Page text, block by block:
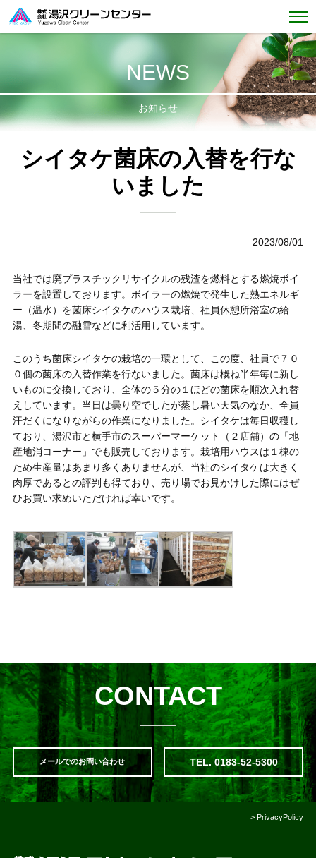
NEWS
お知らせ
シイタケ菌床の入替を行な
いました
2023/08/01
当社では廃プラスチックリサイクルの残渣を燃料とする燃焼ボイ
ラーを設置しております。ボイラーの燃焼で発生した熱エネルギ
ー（温水）を菌床シイタケのハウス栽培、社員休憩所浴室の給
湯、冬期間の融雪などに利活用しています。
このうち菌床シイタケの栽培の一環として、この度、社員で７０
０個の菌床の入替作業を行ないました。菌床は概ね半年毎に新し
いものに交換しており、全体の５分の１ほどの菌床を順次入れ替
えしています。当日は曇り空でしたが蒸し暑い天気のなか、全員
汗だくになりながらの作業になりました。シイタケは毎日収穫し
ており、湯沢市と横手市のスーパーマーケット（２店舗）の「地
産地消コーナー」でも販売しております。栽培用ハウスは１棟の
ため生産量はあまり多くありませんが、当社のシイタケは大きく
肉厚であるとの評判も得ており、売り場でお見かけした際にはぜ
ひお買い求めいただければ幸いです。
CONTACT
メールでのお問い合わせ TEL. 0183-52-5300
> PrivacyPolicy